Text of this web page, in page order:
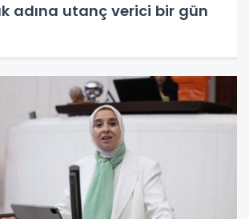
adına utanç verici bir gün